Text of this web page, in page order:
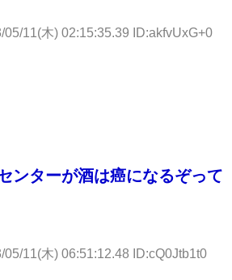
05/11(木) 02:15:35.39 ID:akfvUxG+0
ンターが酒は癌になるぞって
05/11(木) 06:51:12.48 ID:cQ0Jtb1t0